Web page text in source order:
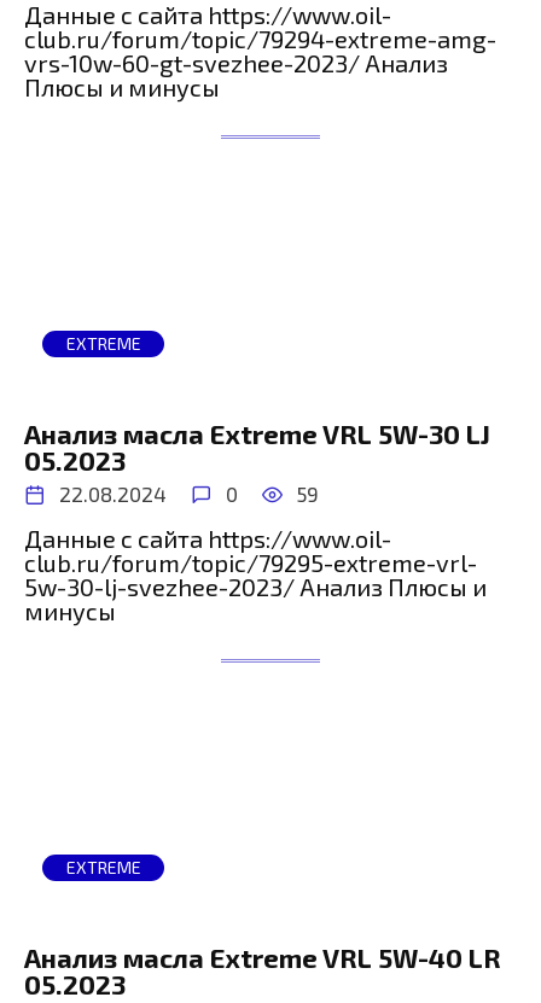
Данные с сайта https://www.oil-
club.ru/forum/topic/79294-extreme-amg-
vrs-10w-60-gt-svezhee-2023/ Анализ
Плюсы и минусы
EXTREME
Анализ масла Extreme VRL 5W-30 LJ
05.2023
22.08.2024 0 59
Данные с сайта https://www.oil-
club.ru/forum/topic/79295-extreme-vrl-
5w-30-lj-svezhee-2023/ Анализ Плюсы и
минусы
EXTREME
Анализ масла Extreme VRL 5W-40 LR
05.2023